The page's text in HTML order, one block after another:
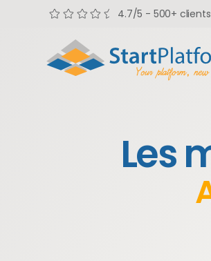
Les
4.7/5 - 500+ clients